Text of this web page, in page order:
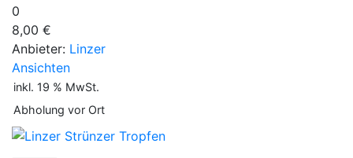
0
8,00 €
Anbieter: Linzer
Ansichten
inkl. 19 % MwSt.
Abholung vor Ort